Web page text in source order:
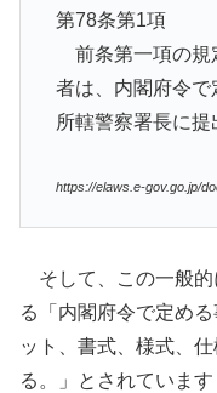
第78条第1項
前条第一項の規
者は、内閣府令
所轄警察署長に提
https://elaws.e-gov.go.jp/
そして、この一般的
る「内閣府令で定め
ット、書式、様式、
る。」とされていま